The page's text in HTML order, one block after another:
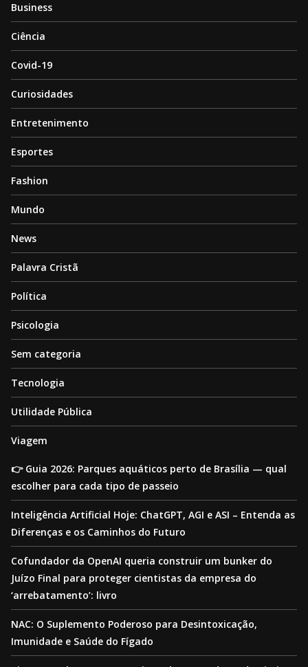
Business
Ciência
Covid-19
Curiosidades
Entretenimento
Esportes
Fashion
Mundo
News
Palavra Cristã
Política
Psicologia
Sem categoria
Tecnologia
Utilidade Pública
Viagem
👉 Guia 2026: Parques aquáticos perto de Brasília — qual
escolher para cada tipo de passeio
Inteligência Artificial Hoje: ChatGPT, AGI e ASI – Entenda as
Diferenças e os Caminhos do Futuro
Cofundador da OpenAI queria construir um bunker do
Juízo Final para proteger cientistas da empresa do
‘arrebatamento’: livro
NAC: O Suplemento Poderoso para Desintoxicação,
Imunidade e Saúde do Fígado